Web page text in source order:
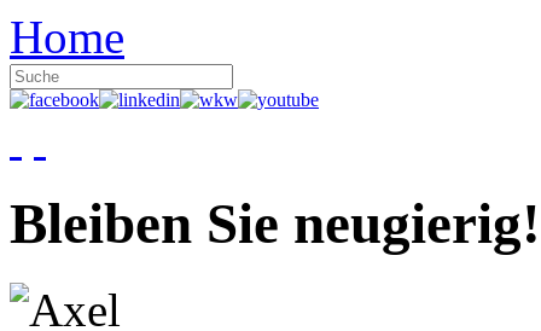
Home
Bleiben Sie neugierig!